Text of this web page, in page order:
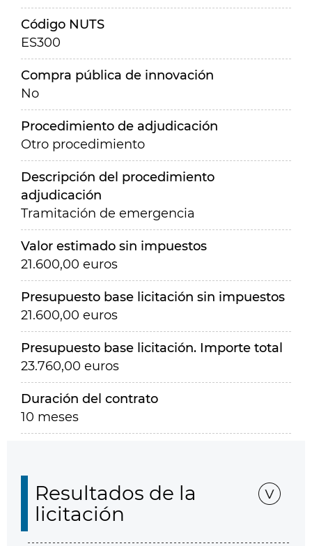
Código NUTS
ES300
Compra pública de innovación
No
Procedimiento de adjudicación
Otro procedimiento
Descripción del procedimiento
adjudicación
Tramitación de emergencia
Valor estimado sin impuestos
21.600,00 euros
Presupuesto base licitación sin impuestos
21.600,00 euros
Presupuesto base licitación. Importe total
23.760,00 euros
Duración del contrato
10 meses
Resultados de la
licitación